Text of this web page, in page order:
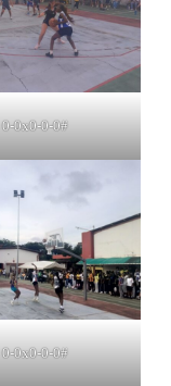
0-0x0-0-0#
0-0x0-0-0#